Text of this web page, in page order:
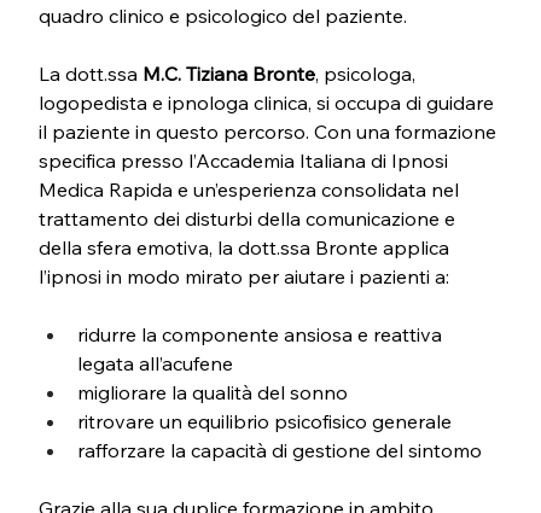
quadro clinico e psicologico del paziente.
La dott.ssa M.C. Tiziana Bronte, psicologa,
logopedista e ipnologa clinica, si occupa di guidare
il paziente in questo percorso. Con una formazione
specifica presso l’Accademia Italiana di Ipnosi
Medica Rapida e un’esperienza consolidata nel
trattamento dei disturbi della comunicazione e
della sfera emotiva, la dott.ssa Bronte applica
l’ipnosi in modo mirato per aiutare i pazienti a:
ridurre la componente ansiosa e reattiva
legata all’acufene
migliorare la qualità del sonno
ritrovare un equilibrio psicofisico generale
rafforzare la capacità di gestione del sintomo
Grazie alla sua duplice formazione in ambito